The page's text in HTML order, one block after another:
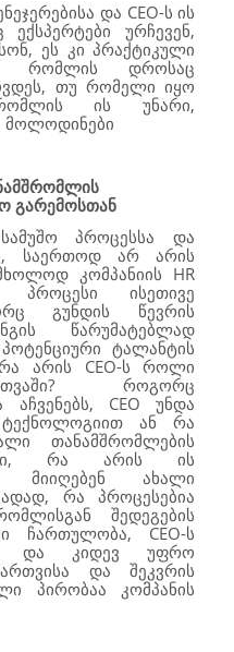
და CEO-ს ის
ექსპერტები ურჩევენ,
ეს კი პრაქტიკული
რომლის დროსაც
თუ რომელი იყო
ის უნარი,
გარემოსთან
პროცესსა და
საერთოდ არ არის
კომპანიის HR
პროცესი ისეთივე
გუნდის წევრის
წარუმატებლად
ტალანტის
არის CEO-ს როლი
როგორც
აჩვენებს, CEO უნდა
ან რა
თანამშრომლების
რა არის ის
მიიღებენ ახალი
რა პროცესებია
შედეგების
ჩართულობა, CEO-ს
და კიდევ უფრო
და შეკვრის
პირობაა კომპანის